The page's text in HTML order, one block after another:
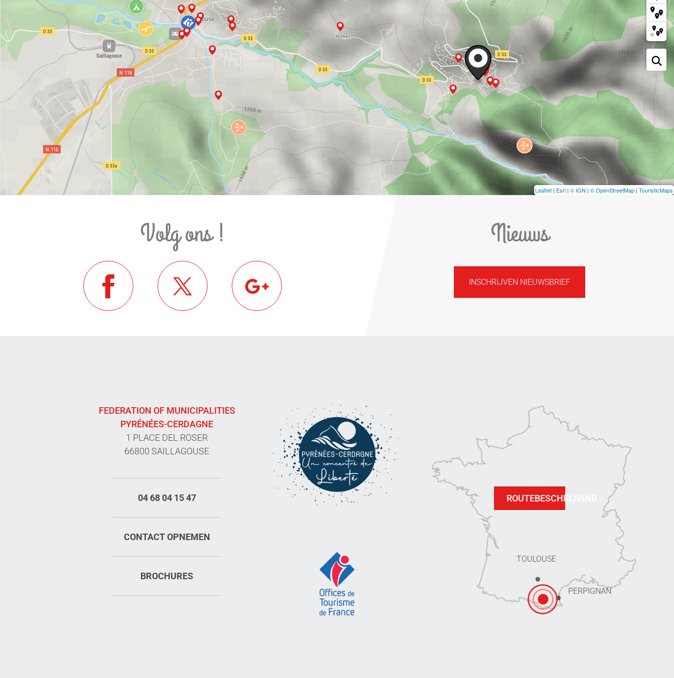
Leaflet | Esri | © IGN | © OpenStreetMap | TouristicMaps
Volg ons ! Nieuws
INSCHRIJVEN NIEUWSBRIEF
FEDERATION OF MUNICIPALITIES
PYRÉNÉES-CERDAGNE
1 PLACE DEL ROSER
66800 SAILLAGOUSE
04 68 04 15 47
CONTACT OPNEMEN
BROCHURES
TOULOUSE
PERPIGNAN
ROUTEBESCHRIJVING